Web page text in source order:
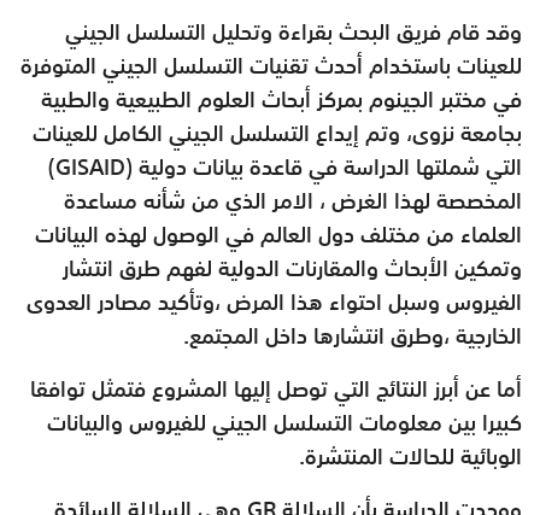
وقد قام فريق البحث بقراءة وتحليل التسلسل الجيني
للعينات باستخدام أحدث تقنيات التسلسل الجيني المتوفرة
في مختبر الجينوم بمركز أبحاث العلوم الطبيعية والطبية
بجامعة نزوى، وتم إيداع التسلسل الجيني الكامل للعينات
التي شملتها الدراسة في قاعدة بيانات دولية (GISAID)
المخصصة لهذا الغرض ، الامر الذي من شأنه مساعدة
العلماء من مختلف دول العالم في الوصول لهذه البيانات
وتمكين الأبحاث والمقارنات الدولية لفهم طرق انتشار
الفيروس وسبل احتواء هذا المرض ،وتأكيد مصادر العدوى
الخارجية ،وطرق انتشارها داخل المجتمع.
أما عن أبرز النتائج التي توصل إليها المشروع فتمثل توافقا
كبيرا بين معلومات التسلسل الجيني للفيروس والبيانات
الوبائية للحالات المنتشرة.